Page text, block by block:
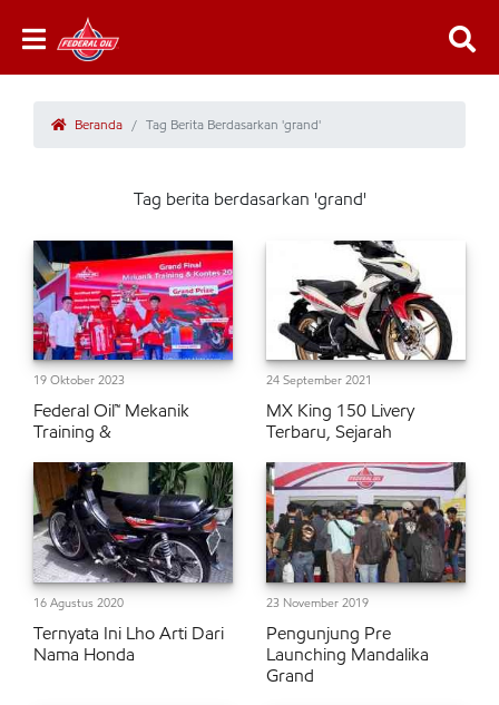
Beranda Tag Berita Berdasarkan 'grand'
Tag berita berdasarkan 'grand'
19 Oktober 2023
Federal Oil™ Mekanik
Training &
24 September 2021
MX King 150 Livery
Terbaru, Sejarah
16 Agustus 2020
Ternyata Ini Lho Arti Dari
Nama Honda
23 November 2019
Pengunjung Pre
Launching Mandalika
Grand